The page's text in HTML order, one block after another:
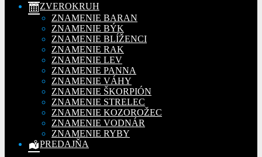
ZVEROKRUH
ZNAMENIE BARAN
ZNAMENIE BÝK
ZNAMENIE BLÍŽENCI
ZNAMENIE RAK
ZNAMENIE LEV
ZNAMENIE PANNA
ZNAMENIE VÁHY
ZNAMENIE ŠKORPIÓN
ZNAMENIE STRELEC
ZNAMENIE KOZOROŽEC
ZNAMENIE VODNÁR
ZNAMENIE RYBY
PREDAJŇA